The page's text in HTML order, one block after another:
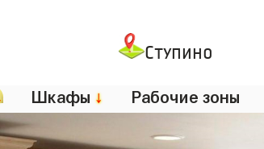
Ступино
Шкафы ↓ Рабочие зоны